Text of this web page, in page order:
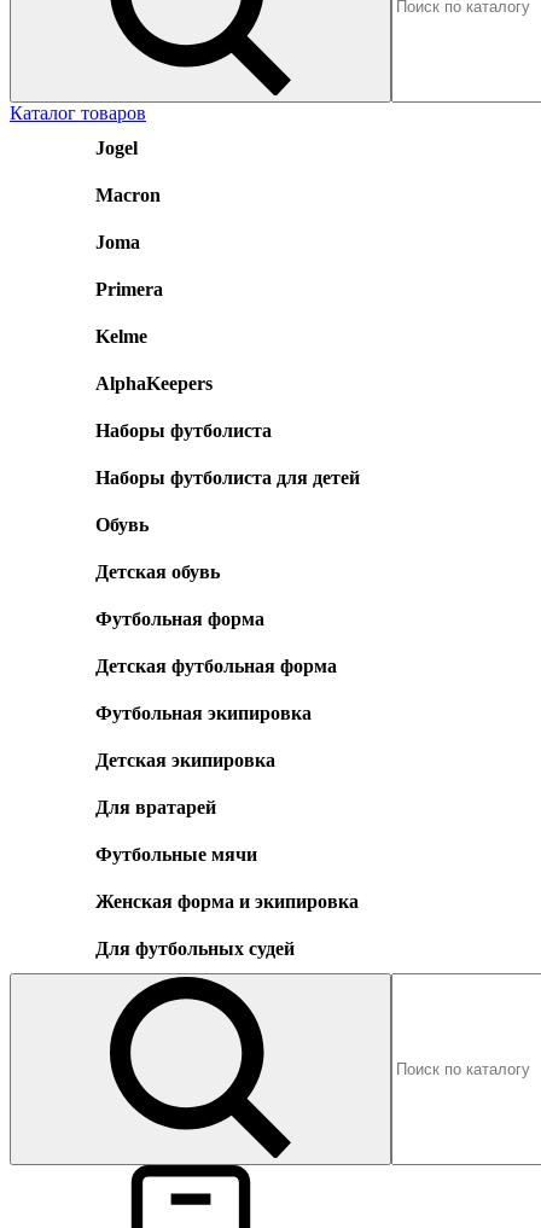
Каталог товаров
Jogel
Macron
Joma
Primera
Kelme
AlphaKeepers
Наборы футболиста
Наборы футболиста для детей
Обувь
Детская обувь
Футбольная форма
Детская футбольная форма
Футбольная экипировка
Детская экипировка
Для вратарей
Футбольные мячи
Женская форма и экипировка
Для футбольных судей